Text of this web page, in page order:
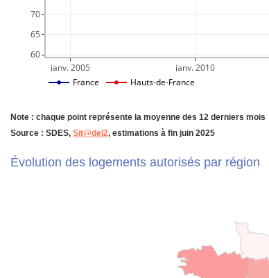
janv. 2005 janv. 2010
60
65
70
France Hauts-de-France
Note : chaque point représente la moyenne des 12 derniers mois
Source : SDES, Sit@del2, estimations à fin juin 2025
Évolution des logements autorisés par région